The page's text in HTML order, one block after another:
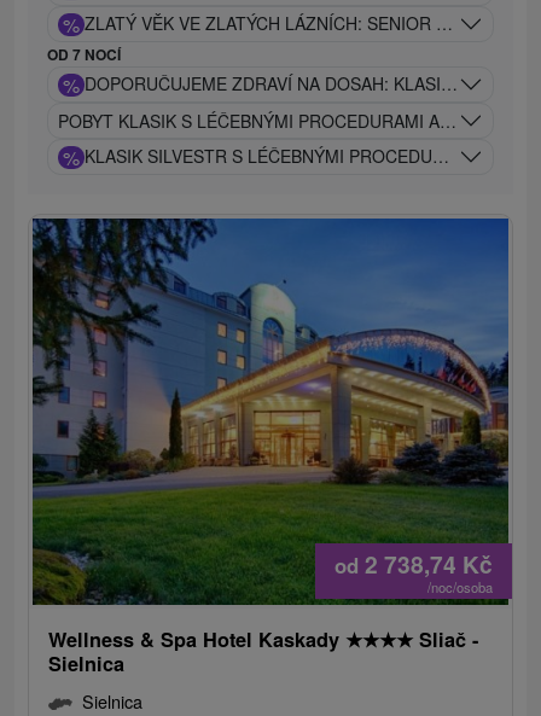
% ZLATÝ VĚK VE ZLATÝCH LÁZNÍCH: SENIOR SILVESTR
OD 7 NOCÍ
% DOPORUČUJEME ZDRAVÍ NA DOSAH: KLASIK GOLD
POBYT KLASIK S LÉČEBNÝMI PROCEDURAMI A VSTUPEM
% KLASIK SILVESTR S LÉČEBNÝMI PROCEDURAMI A
od 2 738,74 Kč
/noc/osoba
Wellness & Spa Hotel Kaskady ★★★★ Sliač -
Sielnica
Sielnica